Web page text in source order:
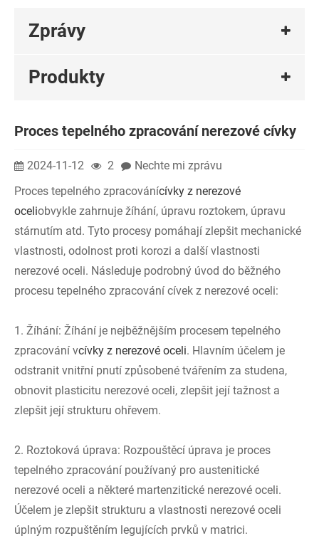
Zprávy
Produkty
Proces tepelného zpracování nerezové cívky
2024-11-12 2
Nechte mi zprávu
Proces tepelného zpracovánícívky z nerezové
oceliobvykle zahrnuje žíhání, úpravu roztokem, úpravu
stárnutím atd. Tyto procesy pomáhají zlepšit mechanické
vlastnosti, odolnost proti korozi a další vlastnosti
nerezové oceli. Následuje podrobný úvod do běžného
procesu tepelného zpracování cívek z nerezové oceli:
1. Žíhání: Žíhání je nejběžnějším procesem tepelného
zpracování vcívky z nerezové oceli. Hlavním účelem je
odstranit vnitřní pnutí způsobené tvářením za studena,
obnovit plasticitu nerezové oceli, zlepšit její tažnost a
zlepšit její strukturu ohřevem.
2. Roztoková úprava: Rozpouštěcí úprava je proces
tepelného zpracování používaný pro austenitické
nerezové oceli a některé martenzitické nerezové oceli.
Účelem je zlepšit strukturu a vlastnosti nerezové oceli
úplným rozpuštěním legujících prvků v matrici.